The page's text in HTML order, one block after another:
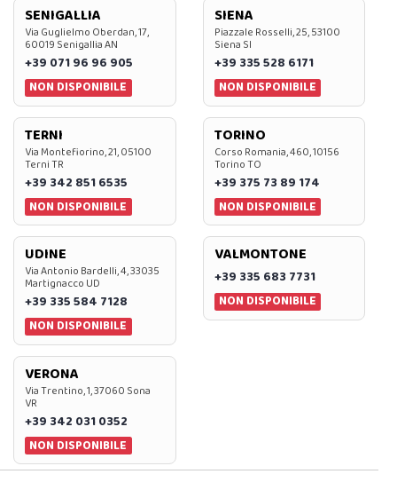
SENIGALLIA
Via Guglielmo Oberdan, 17,
60019 Senigallia AN
+39 071 96 96 905
NON DISPONIBILE
SIENA
Piazzale Rosselli, 25, 53100
Siena SI
+39 335 528 6171
NON DISPONIBILE
TERNI
Via Montefiorino, 21, 05100
Terni TR
+39 342 851 6535
NON DISPONIBILE
TORINO
Corso Romania, 460, 10156
Torino TO
+39 375 73 89 174
NON DISPONIBILE
UDINE
Via Antonio Bardelli, 4, 33035
Martignacco UD
+39 335 584 7128
NON DISPONIBILE
VALMONTONE
+39 335 683 7731
NON DISPONIBILE
VERONA
Via Trentino, 1, 37060 Sona
VR
+39 342 031 0352
NON DISPONIBILE